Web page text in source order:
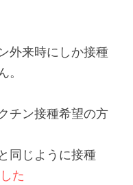
外来時にしか接種
チン接種希望の方
同じように接種
た